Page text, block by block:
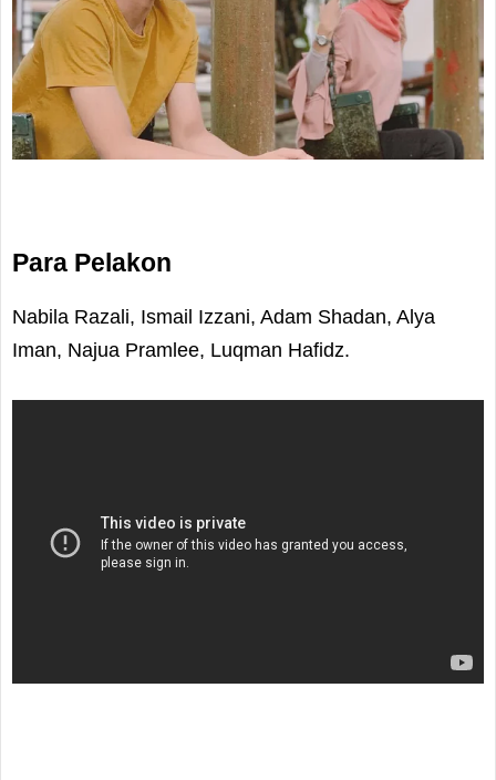
Para Pelakon
Nabila Razali, Ismail Izzani, Adam Shadan, Alya
Iman, Najua Pramlee, Luqman Hafidz.